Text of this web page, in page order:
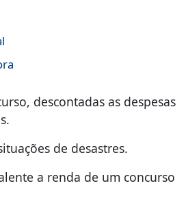
descontadas as despesas
de desastres.
a renda de um concurso